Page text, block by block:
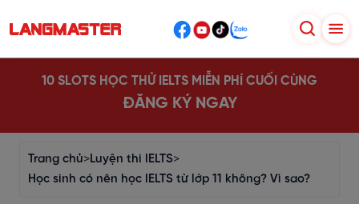
10 SLOTS HỌC THỬ IELTS MIỄN PHÍ CUỐI CÙNG
ĐĂNG KÝ NGAY
Trang chủ>Luyện thi IELTS>
Học sinh có nên học IELTS từ lớp 11 không? Vì sao?